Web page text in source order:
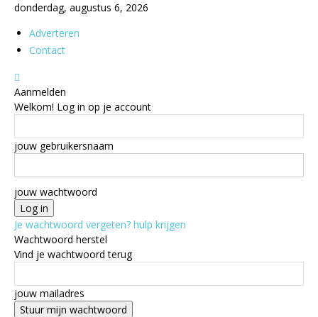
donderdag, augustus 6, 2026
Adverteren
Contact
Aanmelden
Welkom! Log in op je account
jouw gebruikersnaam
jouw wachtwoord
Je wachtwoord vergeten? hulp krijgen
Wachtwoord herstel
Vind je wachtwoord terug
jouw mailadres